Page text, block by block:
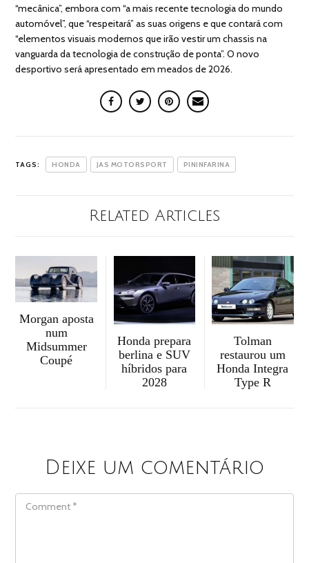
“mecânica”, embora com “a mais recente tecnologia do mundo
automóvel”, que “respeitará” as suas origens e que contará com
“elementos visuais modernos que irão vestir um chassis na
vanguarda da tecnologia de construção de ponta”. O novo
desportivo será apresentado em meados de 2026.
TAGS: HONDA JAS MOTORSPORT PININFARINA
Related Articles
Morgan aposta
num
Midsummer
Coupé
Honda prepara
berlina e SUV
híbridos para
2028
Tolman
restaurou um
Honda Integra
Type R
Deixe um comentário
COMMENT